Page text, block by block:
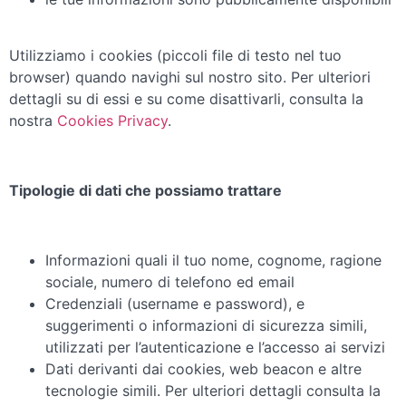
Utilizziamo i cookies (piccoli file di testo nel tuo
browser) quando navighi sul nostro sito. Per ulteriori
dettagli su di essi e su come disattivarli, consulta la
nostra Cookies Privacy.
Tipologie di dati che possiamo trattare
Informazioni quali il tuo nome, cognome, ragione
sociale, numero di telefono ed email
Credenziali (username e password), e
suggerimenti o informazioni di sicurezza simili,
utilizzati per l’autenticazione e l’accesso ai servizi
Dati derivanti dai cookies, web beacon e altre
tecnologie simili. Per ulteriori dettagli consulta la